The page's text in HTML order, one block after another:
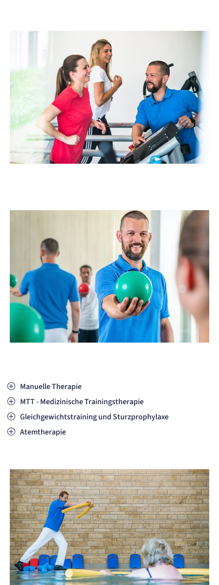
Manuelle Therapie
MTT - Medizinische Trainingstherapie
Gleichgewichtstraining und Sturzprophylaxe
Atemtherapie